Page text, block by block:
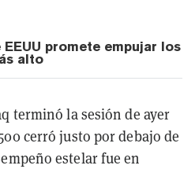
promete empujar los
alto
terminó la sesión de ayer
cerró justo por debajo de
estelar fue en